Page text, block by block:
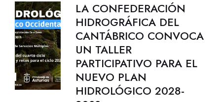
LA CONFEDERACIÓN
HIDROGRÁFICA DEL
CANTÁBRICO CONVOCA
UN TALLER
PARTICIPATIVO PARA EL
NUEVO PLAN
HIDROLÓGICO 2028-